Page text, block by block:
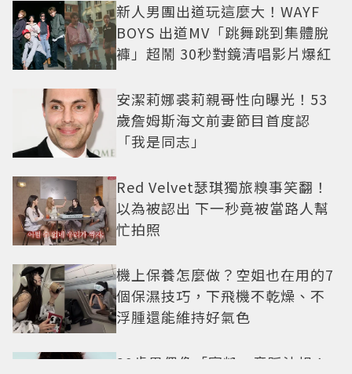
新人男團出道玩這麼大！WAYF
BOYS 出道MV「跳舞跳到集體脫
褲」超鬧 30秒對鏡清唱影片爆紅
安潔莉娜裘莉親哥性向曝光！53
歲詹姆斯海文前妻節目首度認
「我是同志」
Red Velvet瑟琪獨旅糗事笑翻！
以為被認出 下一秒竟被當路人幫
忙拍照
機上保養怎麼做？空姐也在用的7
個保濕技巧，下飛機不乾燥、不
浮腫還能維持好氣色
29歲男偶像「寵粉」竟踩法規！